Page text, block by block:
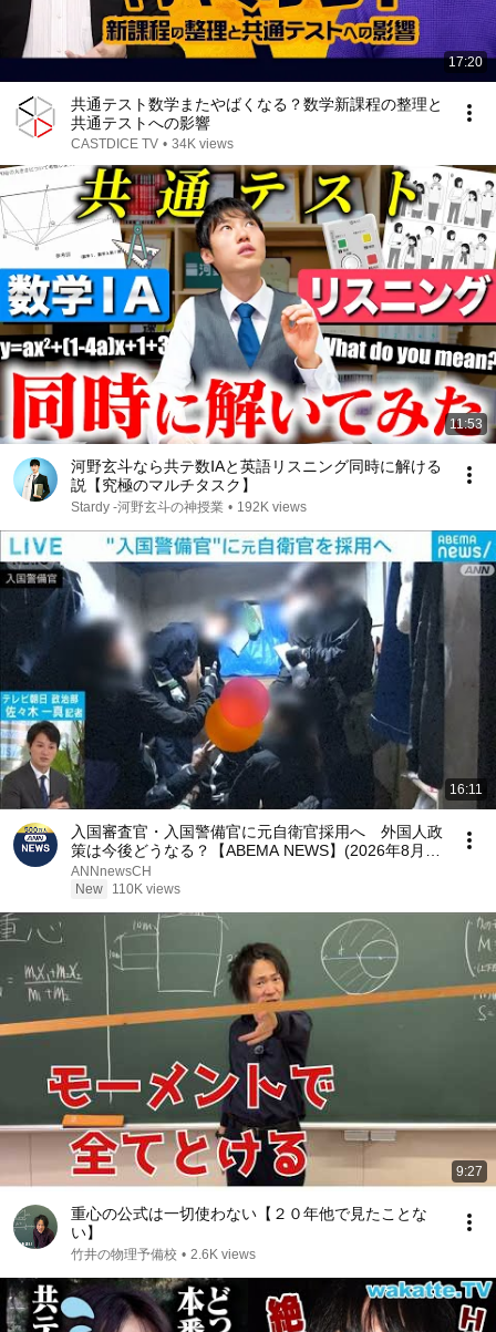
17:20
共通テスト数学またやばくなる？数学新課程の整理と
共通テストへの影響
CASTDICE TV • 34K views
11:53
河野玄斗なら共テ数ⅠAと英語リスニング同時に解ける
説【究極のマルチタスク】
Stardy -河野玄斗の神授業 • 192K views
16:11
入国審査官・入国警備官に元自衛官採用へ 外国人政
策は今後どうなる？【ABEMA NEWS】(2026年8月1
日)
ANNnewsCH
New
110K views
9:27
重心の公式は一切使わない【２０年他で見たことな
い】
竹井の物理予備校 • 2.6K views